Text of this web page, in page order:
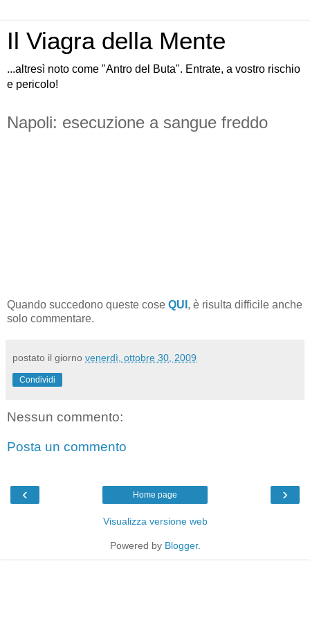
Il Viagra della Mente
...altresì noto come "Antro del Buta". Entrate, a vostro rischio
e pericolo!
Napoli: esecuzione a sangue freddo
Quando succedono queste cose QUI , è risulta difficile anche
solo commentare.
postato il giorno venerdì, ottobre 30, 2009
Condividi
Nessun commento:
Posta un commento
‹ ›
Home page
Visualizza versione web
Powered by Blogger.